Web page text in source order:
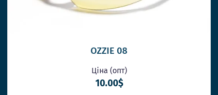
OZZIE 08
Ціна (опт)
10.00$
отримували товар коли потрібно
Ловіть тренди першими та дивуйте своїх